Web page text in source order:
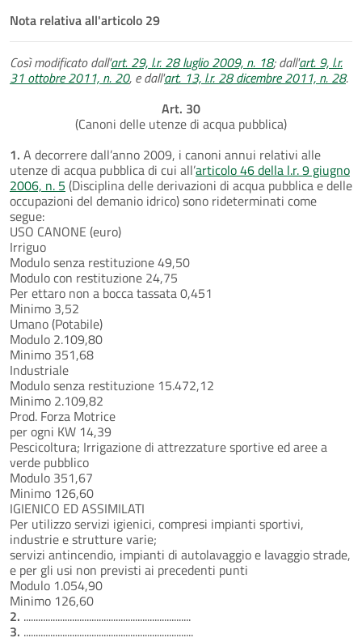
Nota relativa all'articolo 29
Così modificato dall'art. 29, l.r. 28 luglio 2009, n. 18; dall'art. 9, l.r.
31 ottobre 2011, n. 20, e dall'art. 13, l.r. 28 dicembre 2011, n. 28.
Art. 30
(Canoni delle utenze di acqua pubblica)
1. A decorrere dall’anno 2009, i canoni annui relativi alle
utenze di acqua pubblica di cui all’articolo 46 della l.r. 9 giugno
2006, n. 5 (Disciplina delle derivazioni di acqua pubblica e delle
occupazioni del demanio idrico) sono rideterminati come
segue:
USO CANONE (euro)
Irriguo
Modulo senza restituzione 49,50
Modulo con restituzione 24,75
Per ettaro non a bocca tassata 0,451
Minimo 3,52
Umano (Potabile)
Modulo 2.109,80
Minimo 351,68
Industriale
Modulo senza restituzione 15.472,12
Minimo 2.109,82
Prod. Forza Motrice
per ogni KW 14,39
Pescicoltura; Irrigazione di attrezzature sportive ed aree a
verde pubblico
Modulo 351,67
Minimo 126,60
IGIENICO ED ASSIMILATI
Per utilizzo servizi igienici, compresi impianti sportivi,
industrie e strutture varie;
servizi antincendio, impianti di autolavaggio e lavaggio strade,
e per gli usi non previsti ai precedenti punti
Modulo 1.054,90
Minimo 126,60
2. .....................................................................
3. ......................................................................